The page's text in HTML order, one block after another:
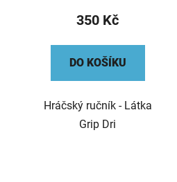
350 Kč
DO KOŠÍKU
Hráčský ručník - Látka
Grip Dri